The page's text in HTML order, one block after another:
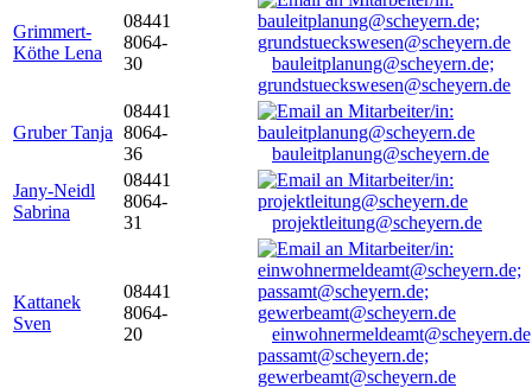
Grimmert-
Köthe Lena
08441
8064-
30
bauleitplanung@scheyern.de;
grundstueckswesen@scheyern.de
Gruber Tanja
08441
8064-
36
bauleitplanung@scheyern.de
Jany-Neidl
Sabrina
08441
8064-
31
projektleitung@scheyern.de
Kattanek
Sven
08441
8064-
20
passamt@scheyern.de;
gewerbeamt@scheyern.de